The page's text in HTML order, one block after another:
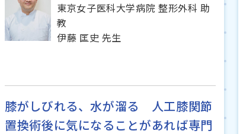
東京女子医科大学病院 整形外科 助
教
伊藤 匡史 先生
膝がしびれる、水が溜る 人工膝関節
置換術後に気になることがあれば専門